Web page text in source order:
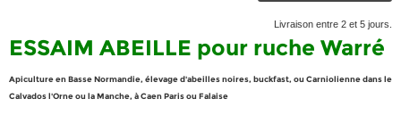
Livraison entre 2 et 5 jours.
ESSAIM ABEILLE pour ruche Warré
Apiculture en Basse Normandie, élevage d'abeilles noires, buckfast, ou Carniolienne dans le
Calvados l'Orne ou la Manche, à Caen Paris ou Falaise